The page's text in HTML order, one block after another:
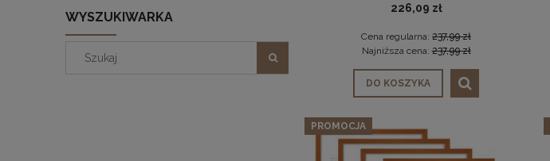
WYSZUKIWARKA
226,09 zł
Cena regularna: 237,99 zł
Najniższa cena:237,99 zł
DO KOSZYKA
PROMOCJA